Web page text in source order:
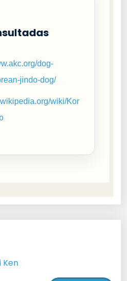
dog-
jindo-dog/
wiki/Kor
Ken